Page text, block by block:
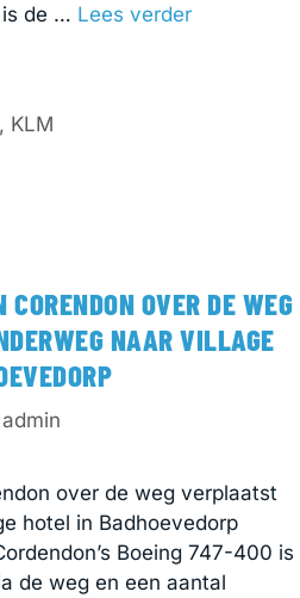
is de … Lees verder
, KLM
OVER DE WEG
NAAR VILLAGE
admin
over de weg verplaatst
hotel in Badhoevedorp
Boeing 747-400 is
de weg en een aantal